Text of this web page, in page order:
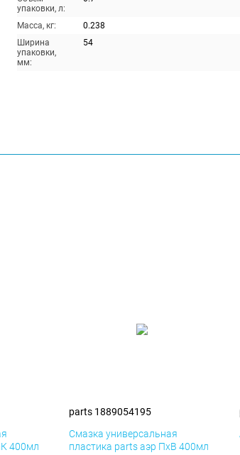
упаковки, л:
Масса, кг:
0.238
Ширина
упаковки,
мм:
54
400мл
parts 1889054195
Смазка универсальная
пластика parts аэр ПхВ 400мл